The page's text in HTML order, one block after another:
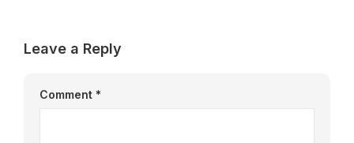
Leave a Reply
Comment *